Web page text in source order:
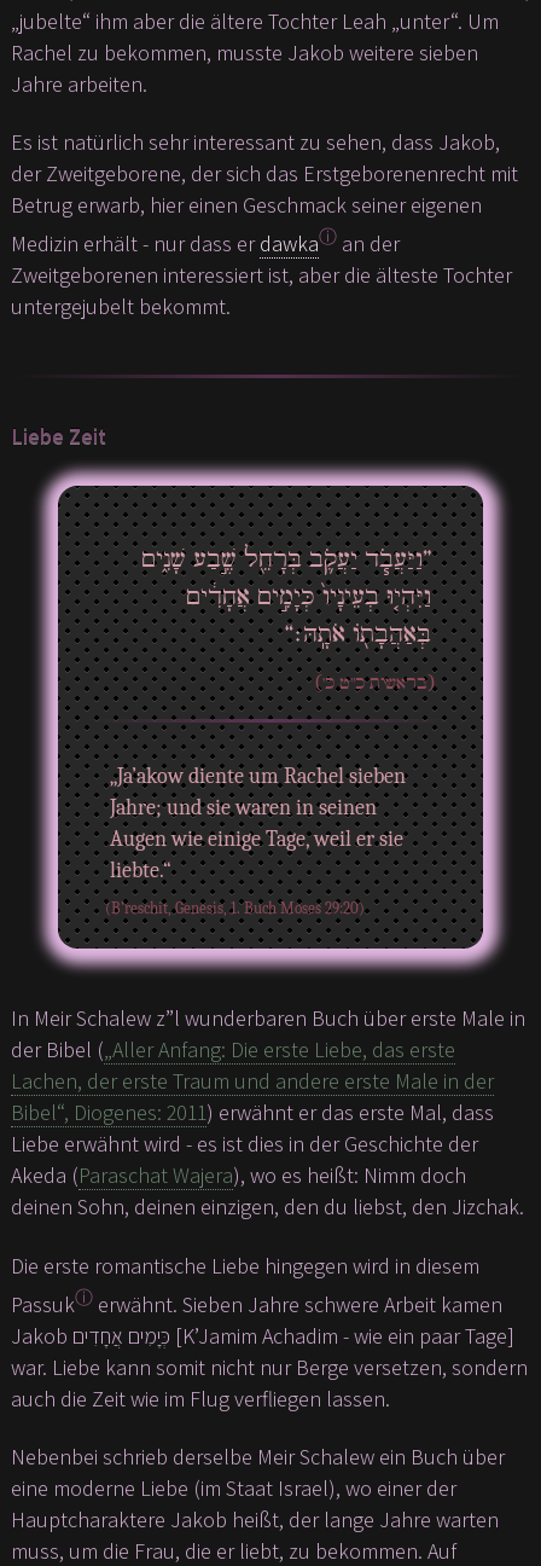
„jubelte“ ihm aber die ältere Tochter Leah „unter“. Um
Rachel zu bekommen, musste Jakob weitere sieben
Jahre arbeiten.
Es ist natürlich sehr interessant zu sehen, dass Jakob,
der Zweitgeborene, der sich das Erstgeborenenrecht mit
Betrug erwarb, hier einen Geschmack seiner eigenen
Medizin erhält - nur dass erdawkaⓘan der
Zweitgeborenen interessiert ist, aber die älteste Tochter
untergejubelt bekommt.
Liebe Zeit
”וַיַּעֲבֹ֧ד יַעֲקֹ֛ב בְּרָחֵ֖ל שֶׁ֣בַע שָׁנִ֑ים
וַיִּהְי֤וּ בְעֵינָיו֙ כְּיָמִ֣ים אֲחָדִ֔ים
בְּאַהֲבָת֖וֹ אֹתָֽהּ׃“
(בראשית כ"ט כ')
„Ja’akow diente um Rachel sieben
Jahre; und sie waren in seinen
Augen wie einige Tage, weil er sie
liebte.“
(B’reschit, Genesis, 1. Buch Moses 29:20)
In Meir Schalew z”l wunderbaren Buch über erste Male in
der Bibel („Aller Anfang: Die erste Liebe, das erste
Lachen, der erste Traum und andere erste Male in der
Bibel“, Diogenes: 2011) erwähnt er das erste Mal, dass
Liebe erwähnt wird - es ist dies in der Geschichte der
Akeda (Paraschat Wajera), wo es heißt: Nimm doch
deinen Sohn, deinen einzigen, den du liebst, den Jizchak.
Die erste romantische Liebe hingegen wird in diesem
Passukⓘerwähnt. Sieben Jahre schwere Arbeit kamen
Jakob כְּיָמִים אֲחָדִים [K’Jamim Achadim - wie ein paar Tage]
war. Liebe kann somit nicht nur Berge versetzen, sondern
auch die Zeit wie im Flug verfliegen lassen.
Nebenbei schrieb derselbe Meir Schalew ein Buch über
eine moderne Liebe (im Staat Israel), wo einer der
Hauptcharaktere Jakob heißt, der lange Jahre warten
muss, um die Frau, die er liebt, zu bekommen. Auf